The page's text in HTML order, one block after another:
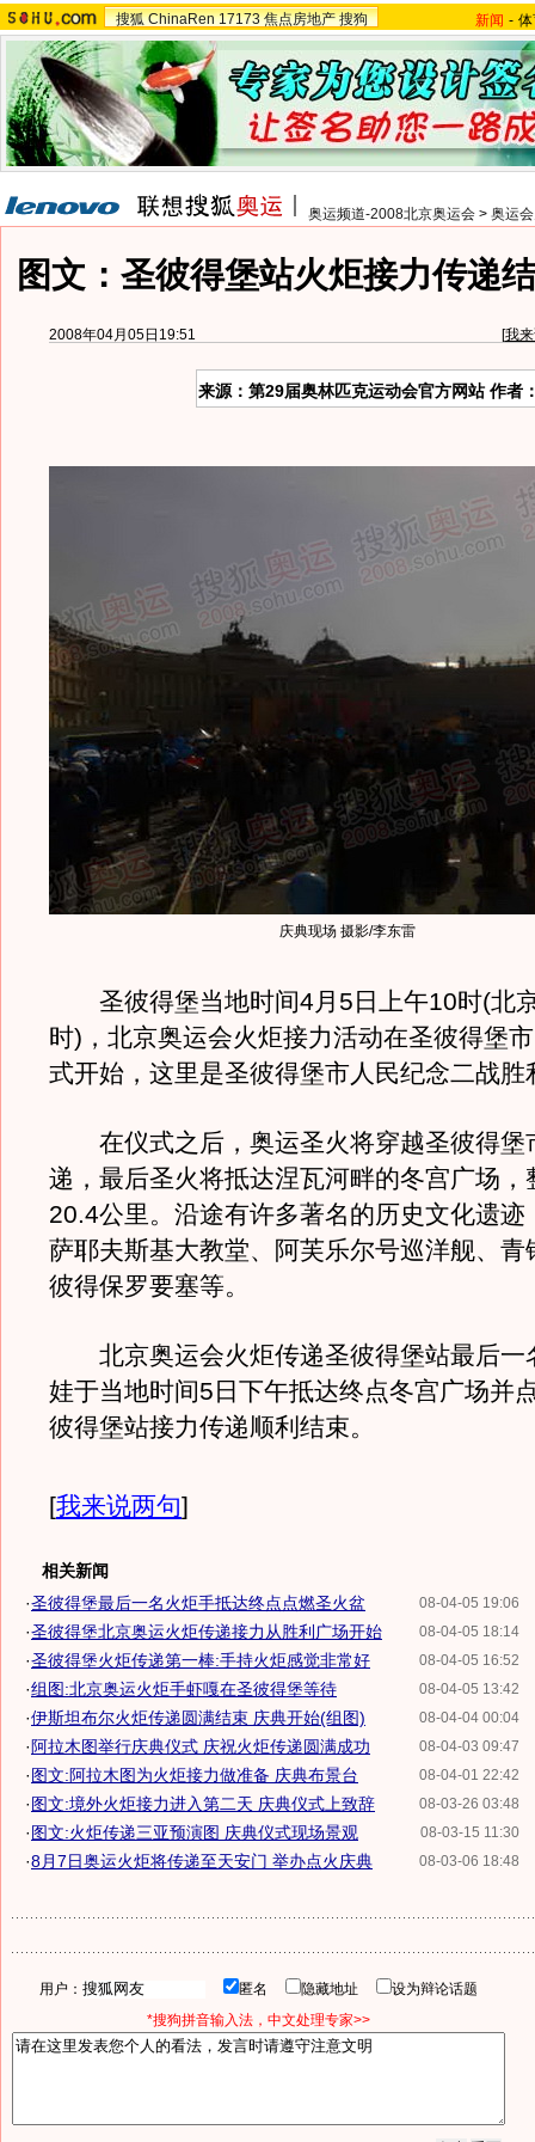
搜狐 ChinaRen 17173 焦点房地产 搜狗 新闻 -
奥运频道-2008北京奥运会 > 奥运
图文：圣彼得堡站火炬接力传递
2008年04月05日19:51 [我
来源：第29届奥林匹克运动会官方网站 作者
庆典现场 摄影/李东雷
圣彼得堡当地时间4月5日上午10时(北
时)，北京奥运会火炬接力活动在圣彼得堡
式开始，这里是圣彼得堡市人民纪念二战胜
在仪式之后，奥运圣火将穿越圣彼得堡
递，最后圣火将抵达涅瓦河畔的冬宫广场，
20.4公里。沿途有许多著名的历史文化遗迹
萨耶夫斯基大教堂、阿芙乐尔号巡洋舰、青
彼得保罗要塞等。
北京奥运会火炬传递圣彼得堡站最后一
娃于当地时间5日下午抵达终点冬宫广场并
彼得堡站接力传递顺利结束。
[我来说两句]
相关新闻
08-04-05 19:06
·圣彼得堡最后一名火炬手抵达终点点燃圣火盆
08-04-05 18:14
·圣彼得堡北京奥运火炬传递接力从胜利广场开始
08-04-05 16:52
·圣彼得堡火炬传递第一棒:手持火炬感觉非常好
08-04-05 13:42
·组图:北京奥运火炬手虾嘎在圣彼得堡等待
08-04-04 00:04
·伊斯坦布尔火炬传递圆满结束 庆典开始(组图)
08-04-03 09:47
· 阿拉木图举行庆典仪式 庆祝火炬传递圆满成功
08-04-01 22:42
·图文:阿拉木图为火炬接力做准备 庆典布景台
08-03-26 03:48
·图文:境外火炬接力进入第二天 庆典仪式上致辞
08-03-15 11:30
·图文:火炬传递三亚预演图 庆典仪式现场景观
08-03-06 18:48
·8月7日奥运火炬将传递至天安门 举办点火庆典
用户： 匿名 隐藏地址
设为辩论话题
*搜狗拼音输入法，中文处理专家>>